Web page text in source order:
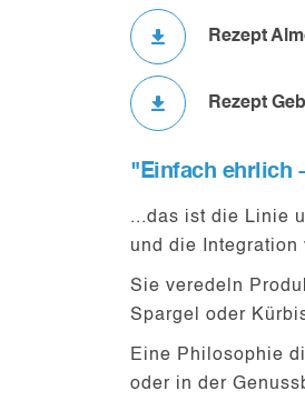
Rezept
Rezept
"Einfach ehrlich
...das ist die Linie
und die Integration
Sie veredeln
Spargel oder
Eine Philosophie
oder in der